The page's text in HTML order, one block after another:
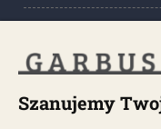
Szanujemy